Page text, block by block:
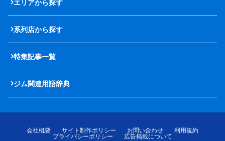
エリアから探す
系列店から探す
特集記事一覧
ジム関連用語辞典
会社概要 サイト制作ポリシー お問い合わせ
利用規約
プライバシーポリシー
広告掲載について